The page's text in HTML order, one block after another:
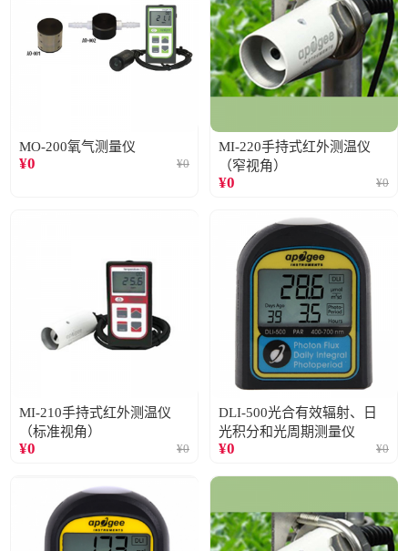
MO-200氧气测量仪
¥0 ¥0
MI-220手持式红外测温仪
（窄视角）
¥0 ¥0
MI-210手持式红外测温仪
（标准视角）
¥0 ¥0
DLI-500光合有效辐射、日
光积分和光周期测量仪
¥0 ¥0